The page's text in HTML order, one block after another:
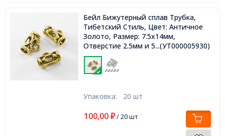
Бейл Бижутерный сплав Трубка,
Тибетский Стиль, Цвет: Античное
Золото, Размер: 7.5х14мм,
Отверстие 2.5мм и 5мм,...(УТ000005930)
Упаковка: 20 шт
100,00 ₽/ 20 шт